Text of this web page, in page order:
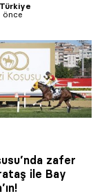
önce
zafer
ile Bay